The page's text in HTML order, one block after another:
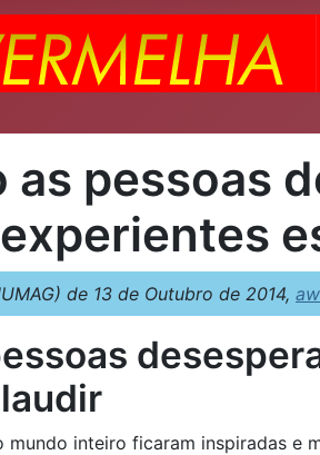
as pessoas
de 13 de Outubro de 2014,
inteiro ficaram inspiradas